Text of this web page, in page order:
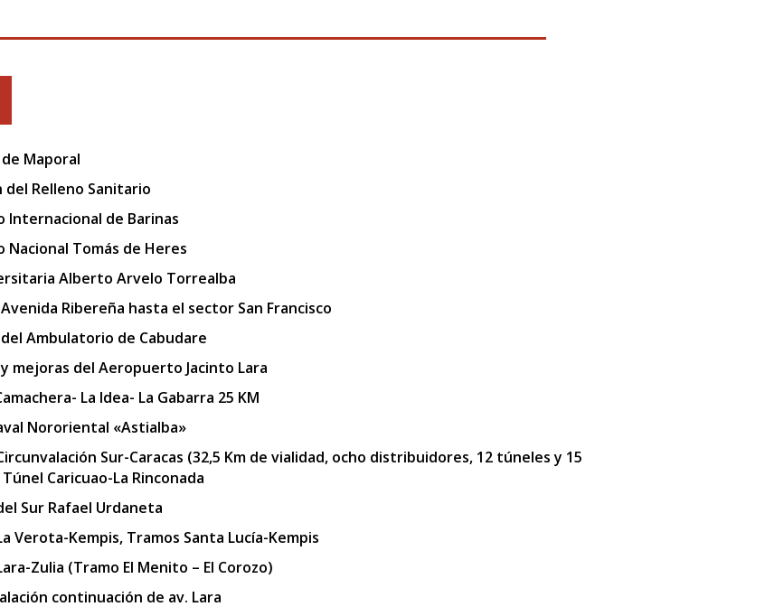
Maporal
del Relleno Sanitario
Internacional de Barinas
Tomás de Heres
Alberto Arvelo Torrealba
Ribereña hasta el sector San Francisco
Ambulatorio de Cabudare
mejoras del Aeropuerto Jacinto Lara
La Idea- La Gabarra 25 KM
Nororiental «Astialba»
Sur-Caracas (32,5 Km de vialidad, ocho distribuidores, 12 túneles y 15
Caricuao-La Rinconada
Sur Rafael Urdaneta
Verota-Kempis, Tramos Santa Lucía-Kempis
Zulia (Tramo El Menito – El Corozo)
continuación de av. Lara